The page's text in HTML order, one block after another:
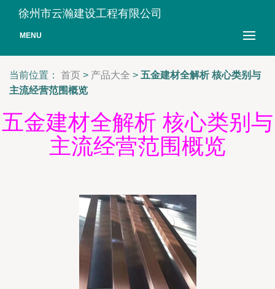
徐州市云瀚建设工程有限公司
MENU
当前位置： 首页 > 产品大全 > 五金建材全解析 核心类别与
主流经营范围概览
五金建材全解析 核心类别与
主流经营范围概览